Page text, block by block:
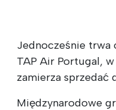
Jednocześnie trwa
TAP Air Portugal,
zamierza sprzedać
Międzynarodowe